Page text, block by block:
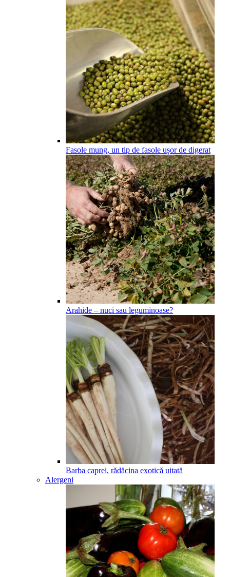
Fasole mung, un tip de fasole ușor de digerat
Arahide – nuci sau leguminoase?
Barba caprei, rădăcina exotică uitată
Alergeni